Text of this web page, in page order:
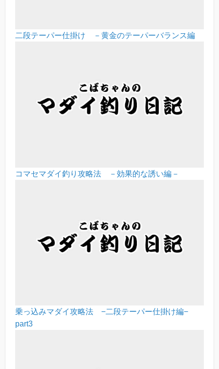
二段テーパー仕掛け －黄金のテーパーバランス編
コマセマダイ釣り攻略法 －効果的な誘い編－
乗っ込みマダイ攻略法 −二段テーパー仕掛け編−
part3